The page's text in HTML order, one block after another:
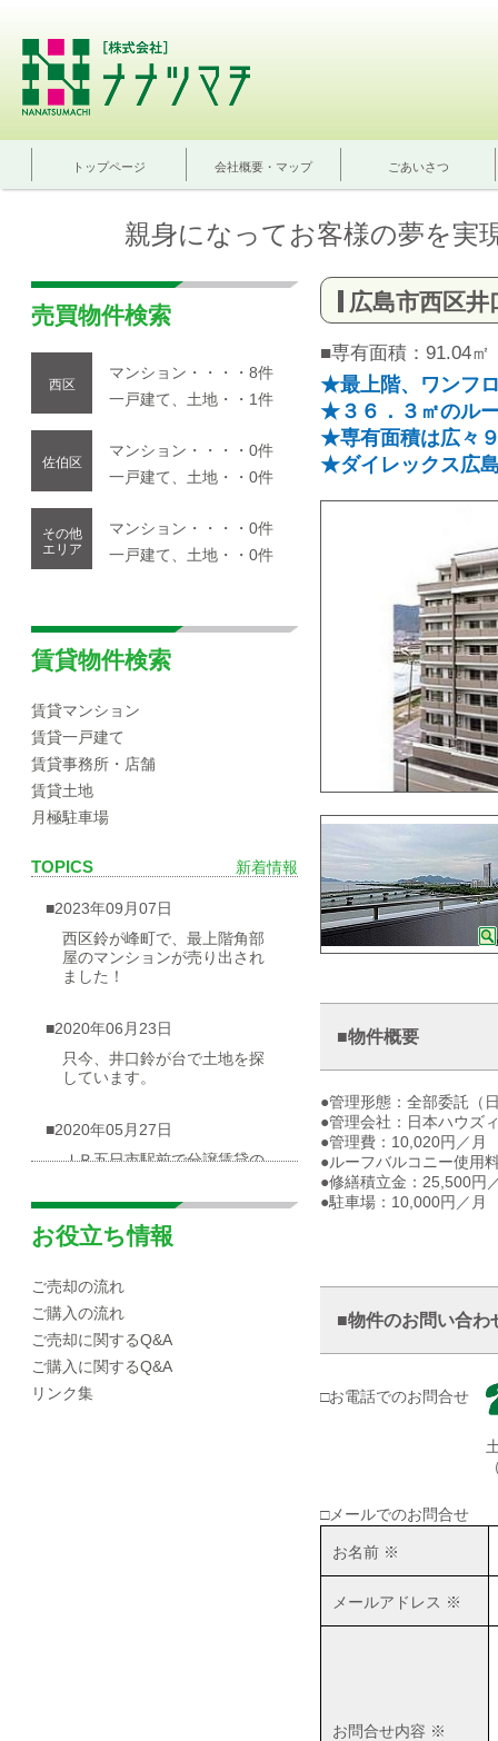
トップページ 会社概要・マップ ごあいさつ
親身になってお客様の夢を実
売買物件検索
西区
マンション・・・・8件
一戸建て、土地・・1件
佐伯区
マンション・・・・0件
一戸建て、土地・・0件
その他
エリア
マンション・・・・0件
一戸建て、土地・・0件
賃貸物件検索
賃貸マンション
賃貸一戸建て
賃貸事務所・店舗
賃貸土地
月極駐車場
TOPICS 新着情報
■2023年09月07日
西区鈴が峰町で、最上階角部
屋のマンションが売り出され
ました！
■2020年06月23日
只今、井口鈴が台で土地を探
しています。
■2020年05月27日
ＪＲ五日市駅前で分譲賃貸の
■2020年05月03日
ョンの概要
■2020年04月30日
☆海が見渡せる一戸建て（売
却物件）を募集しています！
お役立ち情報
ご売却の流れ
ご購入の流れ
ご売却に関するQ&A
ご購入に関するQ&A
リンク集
広島市西区井
■専有面積：91.04㎡
★最上階、ワンフ
★３６．３㎡のル
★専有面積は広々
★ダイレックス広
■物件概要
●管理形態：全部委託（
●管理会社：日本ハウズ
●管理費：10,020円／月
●ルーフバルコニー使用
●修繕積立金：25,500円
●駐車場：10,000円／月
■物件のお問い合わ
□お電話でのお問合せ
□メールでのお問合せ
お名前 ※
メールアドレス ※
お問合せ内容 ※